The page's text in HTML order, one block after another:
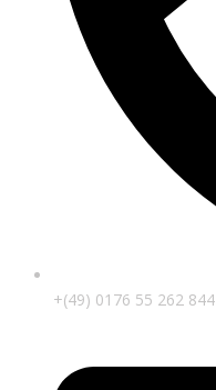
+(49) 0176 55 262 844